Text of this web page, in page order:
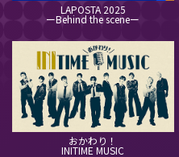
LAPOSTA 2025
ーBehind the sceneー
おかわり！
INITIME MUSIC